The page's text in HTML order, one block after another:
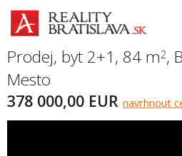
Prodej, byt 2+1, 84 m2,
Mesto
378 000,00 EUR navrhnout